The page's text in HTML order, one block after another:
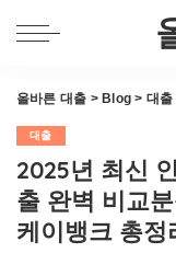
올바른 대출 > Blog > 대출
대출
2025년 최신
출 완벽 비교
케이뱅크 총정